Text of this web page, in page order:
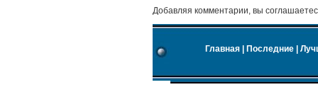
Добавляя комментарии, вы
Главная Последние